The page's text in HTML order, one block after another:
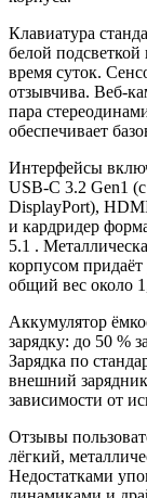
Клавиатура
белой
время суток.
отзывчива.
пара
обеспечивает
Интерфейсы
USB‑C 3.2 Gen1
DisplayPort),
и кардридер
5.1 .
корпусом
общий вес около
Аккумулятор
зарядку: до 50 %
Зарядка по
внешний
зависимости от
Отзывы
лёгкий,
Недостатками